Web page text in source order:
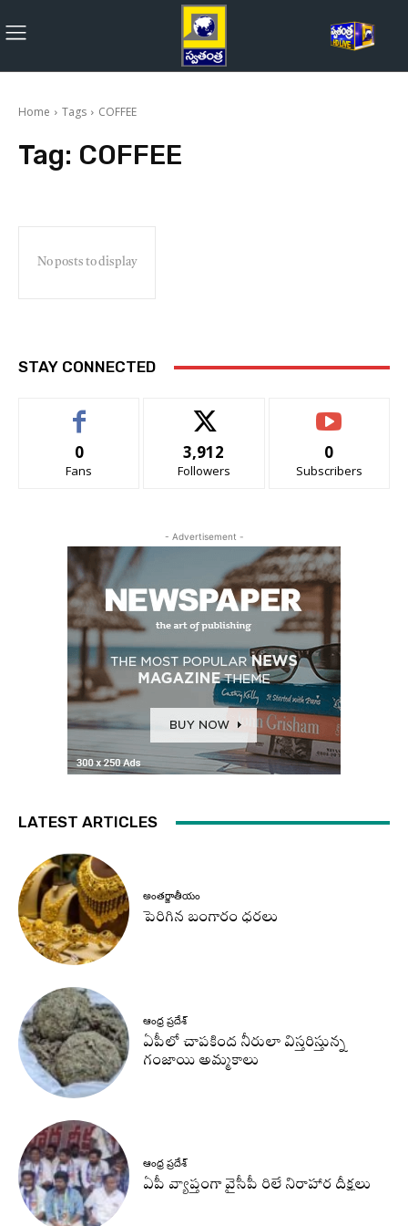
Home Tags COFFEE
Tag: COFFEE
No posts to display
STAY CONNECTED
0
Fans
3,912
Followers
0
Subscribers
- Advertisement -
LATEST ARTICLES
అంతర్జాతీయం
పెరిగిన బంగారం ధరలు
ఆంధ్ర ప్రదేశ్
ఏపీలో చాపకింద నీరులా విస్తరిస్తున్న
గంజాయి అమ్మకాలు
ఆంధ్ర ప్రదేశ్
ఏపీ వ్యాప్తంగా వైసీపీ రిలే నిరాహార దీక్షలు